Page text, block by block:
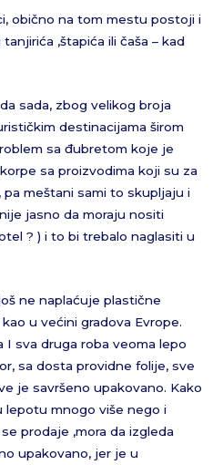
obično na tom mestu postoji i
,štapića ili čaša – kad
sada, zbog velikog broja
destinacijama širom
sa đubretom koje je
sa proizvodima koji su za
meštani sami to skupljaju i
jasno da moraju nositi
? ) i to bi trebalo naglasiti u
ne naplaćuje plastične
u većini gradova Evrope.
I sva druga roba veoma lepo
sa dosta providne folije, sve
je savršeno upakovano. Kako
lepotu mnogo više nego i
prodaje ,mora da izgleda
upakovano, jer je u